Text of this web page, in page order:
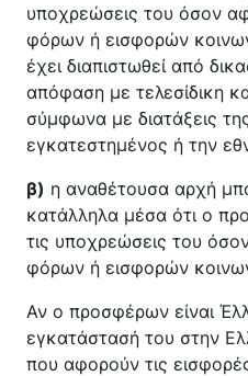
υποχρεώσεις του όσον
φόρων ή εισφορών
έχει διαπιστωθεί από
απόφαση με τελεσίδικη
σύμφωνα με διατάξεις
εγκατεστημένος ή την
β) η αναθέτουσα αρχή
κατάλληλα μέσα ότι ο
τις υποχρεώσεις του
φόρων ή εισφορών
Αν ο προσφέρων είναι
εγκατάστασή του στην
που αφορούν τις